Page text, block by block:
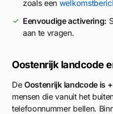
zoals een
Eenvoudige activering:
aan te vragen.
Oostenrijk landcode
DeOostenrijk landcode is
mensen die vanuit het
telefoonnummer bellen.